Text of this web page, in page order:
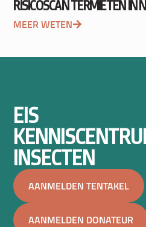
RISICOSCAN TERMIETEN IN
MEER WETEN
EIS
INSECTEN
AANMELDEN TENTAKEL
AANMELDEN DONATEUR